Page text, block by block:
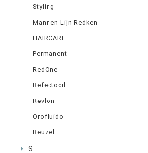
Styling
Mannen Lijn Redken
HAIRCARE
Permanent
RedOne
Refectocil
Revlon
Orofluido
Reuzel
S